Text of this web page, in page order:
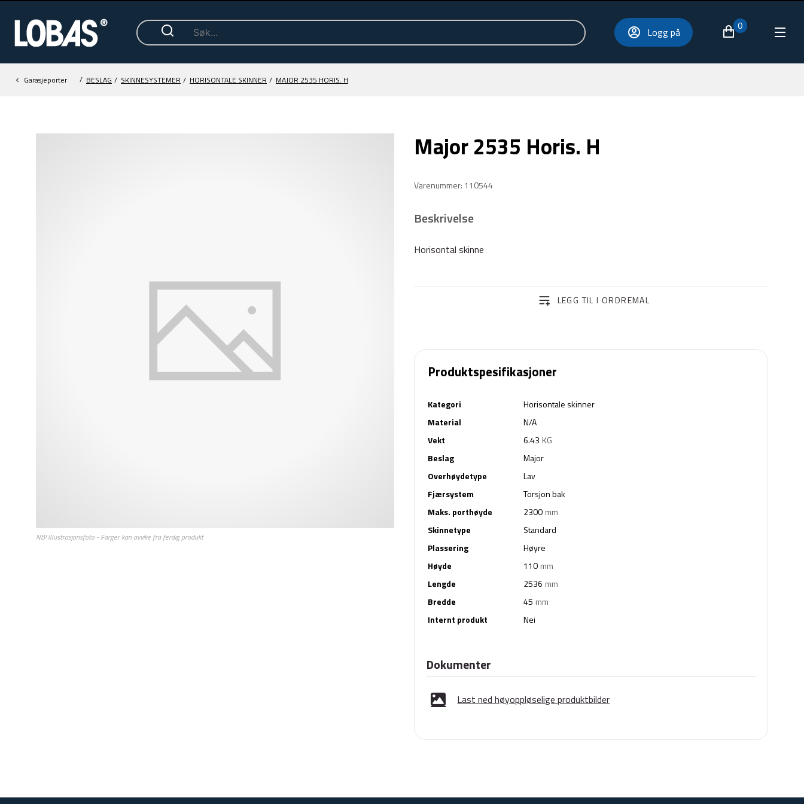
Logg på 0
Garasjeporter / BESLAG / SKINNESYSTEMER / HORISONTALE SKINNER / MAJOR 2535 HORIS. H
Major 2535 Horis. H
Varenummer: 110544
Beskrivelse
Horisontal skinne
LEGG TIL I ORDREMAL
Produktspesifikasjoner
Kategori
Horisontale skinner
Material
N/A
Vekt
6.43 KG
Beslag
Major
Overhøydetype
Lav
Fjærsystem
Torsjon bak
Maks. porthøyde
2300 mm
Skinnetype
Standard
Plassering
Høyre
Høyde
110 mm
Lengde
2536 mm
Bredde
45 mm
Internt produkt
Nei
Dokumenter
Last ned høyoppløselige produktbilder